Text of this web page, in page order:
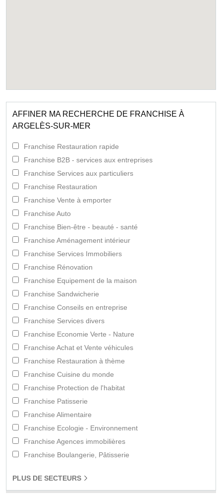
AFFINER MA RECHERCHE DE FRANCHISE À
ARGELÈS-SUR-MER
Franchise Restauration rapide
Franchise B2B - services aux entreprises
Franchise Services aux particuliers
Franchise Restauration
Franchise Vente à emporter
Franchise Auto
Franchise Bien-être - beauté - santé
Franchise Aménagement intérieur
Franchise Services Immobiliers
Franchise Rénovation
Franchise Equipement de la maison
Franchise Sandwicherie
Franchise Conseils en entreprise
Franchise Services divers
Franchise Economie Verte - Nature
Franchise Achat et Vente véhicules
Franchise Restauration à thème
Franchise Cuisine du monde
Franchise Protection de l'habitat
Franchise Patisserie
Franchise Alimentaire
Franchise Ecologie - Environnement
Franchise Agences immobilières
Franchise Boulangerie, Pâtisserie
PLUS DE SECTEURS